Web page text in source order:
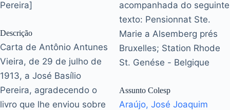
Pereira]
Descrição
Carta de Antônio Antunes
Vieira, de 29 de julho de
1913, a José Basílio
Pereira, agradecendo o
livro que lhe enviou sobre
acompanhada do seguinte
texto: Pensionnat Ste.
Marie a Alsemberg prés
Bruxelles; Station Rhode
St. Genése - Belgique
Assunto Colesp
Araújo, José Joaquim